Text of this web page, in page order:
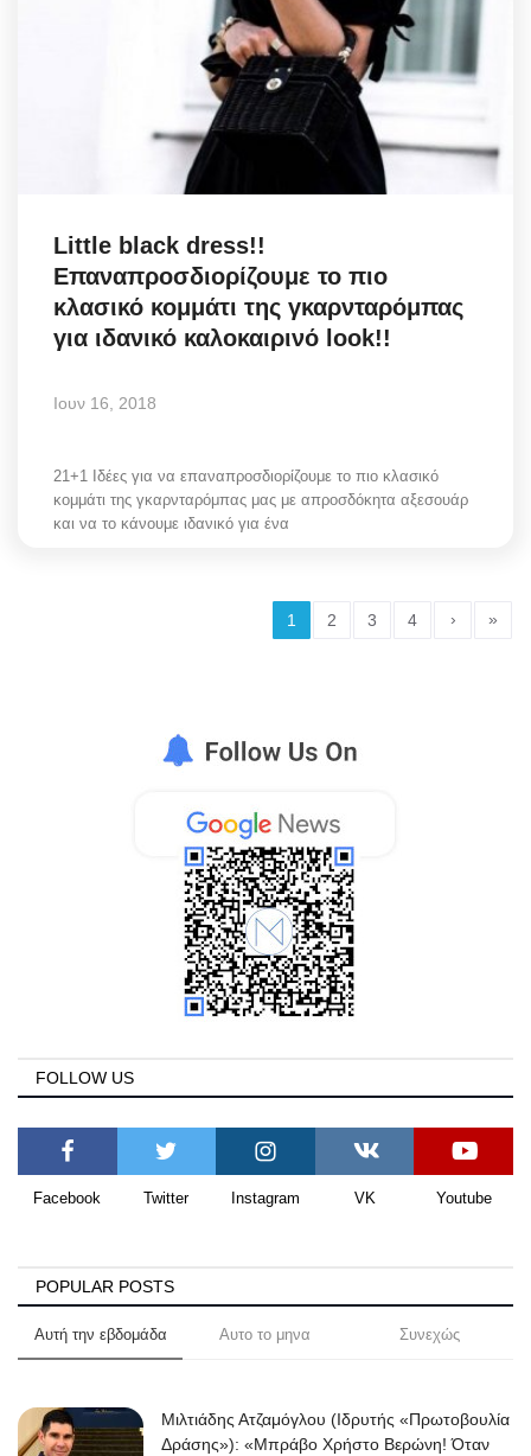
Little black dress!!
Επαναπροσδιορίζουμε το πιο
κλασικό κομμάτι της γκαρνταρόμπας
για ιδανικό καλοκαιρινό look!!
Ιουν 16, 2018
21+1 Ιδέες για να επαναπροσδιορίζουμε το πιο κλασικό
κομμάτι της γκαρνταρόμπας μας με απροσδόκητα αξεσουάρ
και να το κάνουμε ιδανικό για ένα
1 2 3 4 › »
FOLLOW US
Facebook Twitter Instagram VK Youtube
POPULAR POSTS
Αυτή την εβδομάδα Αυτο το μηνα Συνεχώς
Μιλτιάδης Ατζαμόγλου (Ιδρυτής «Πρωτοβουλία
Δράσης»): «Μπράβο Χρήστο Βερώνη! Όταν